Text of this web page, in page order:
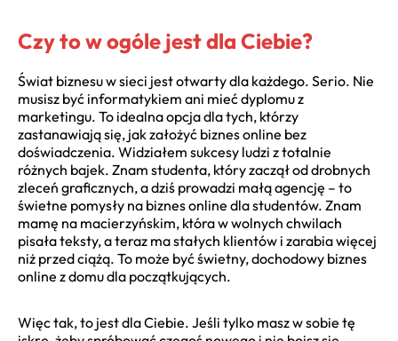
Czy to w ogóle jest dla Ciebie?
Świat biznesu w sieci jest otwarty dla każdego. Serio. Nie
musisz być informatykiem ani mieć dyplomu z
marketingu. To idealna opcja dla tych, którzy
zastanawiają się, jak założyć biznes online bez
doświadczenia. Widziałem sukcesy ludzi z totalnie
różnych bajek. Znam studenta, który zaczął od drobnych
zleceń graficznych, a dziś prowadzi małą agencję – to
świetne pomysły na biznes online dla studentów. Znam
mamę na macierzyńskim, która w wolnych chwilach
pisała teksty, a teraz ma stałych klientów i zarabia więcej
niż przed ciążą. To może być świetny, dochodowy biznes
online z domu dla początkujących.
Więc tak, to jest dla Ciebie. Jeśli tylko masz w sobie tę